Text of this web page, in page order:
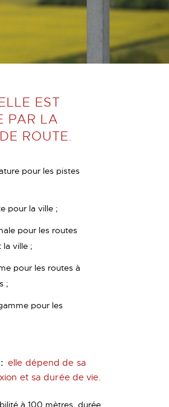
EST
PAR LA
ROUTE.
pour les pistes
pour la ville ;
pour les routes
ville ;
pour les routes à
;
pour les
elle dépend de sa
et sa durée de vie.
à 100 mètres, durée